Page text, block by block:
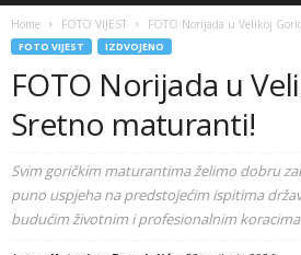
Home FOTO VIJEST FOTO Norijada u Velikoj
FOTO VIJEST IZDVOJENO
FOTO Norijada u
Sretno maturanti!
Svim goričkim maturantima želimo dobru
puno uspjeha na predstojećim ispitima
budućim životnim i profesionalnim koracima